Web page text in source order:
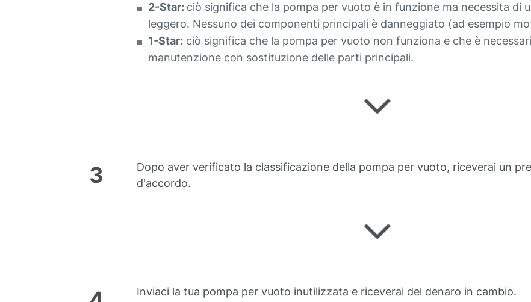
2-Star: ciò significa che la pompa per vuoto è in funzione ma necessita di
leggero. Nessuno dei componenti principali è danneggiato (ad esempio
1-Star: ciò significa che la pompa per vuoto non funziona e che è
manutenzione con sostituzione delle parti principali.
3
Dopo aver verificato la classificazione della pompa per vuoto, riceverai un
d'accordo.
Inviaci la tua pompa per vuoto inutilizzata e riceverai del denaro in cambio.